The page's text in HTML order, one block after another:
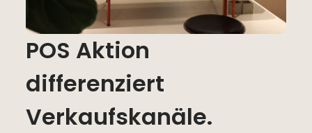
POS Aktion
differenziert
Verkaufskanäle.